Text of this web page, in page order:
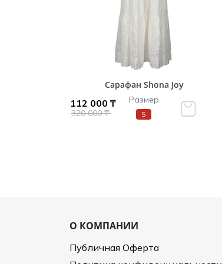
Сарафан Shona Joy
112 000 ₸
320 000 ₸
Размер
S
О КОМПАНИИ
Публичная Оферта